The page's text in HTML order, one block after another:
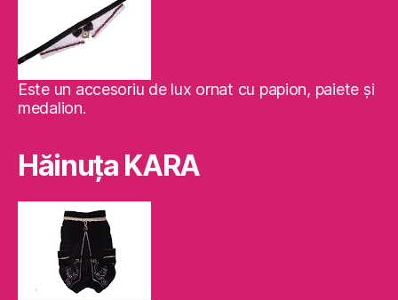
Este un accesoriu de lux ornat cu papion, paiete şi
medalion.
Hăinuţa KARA